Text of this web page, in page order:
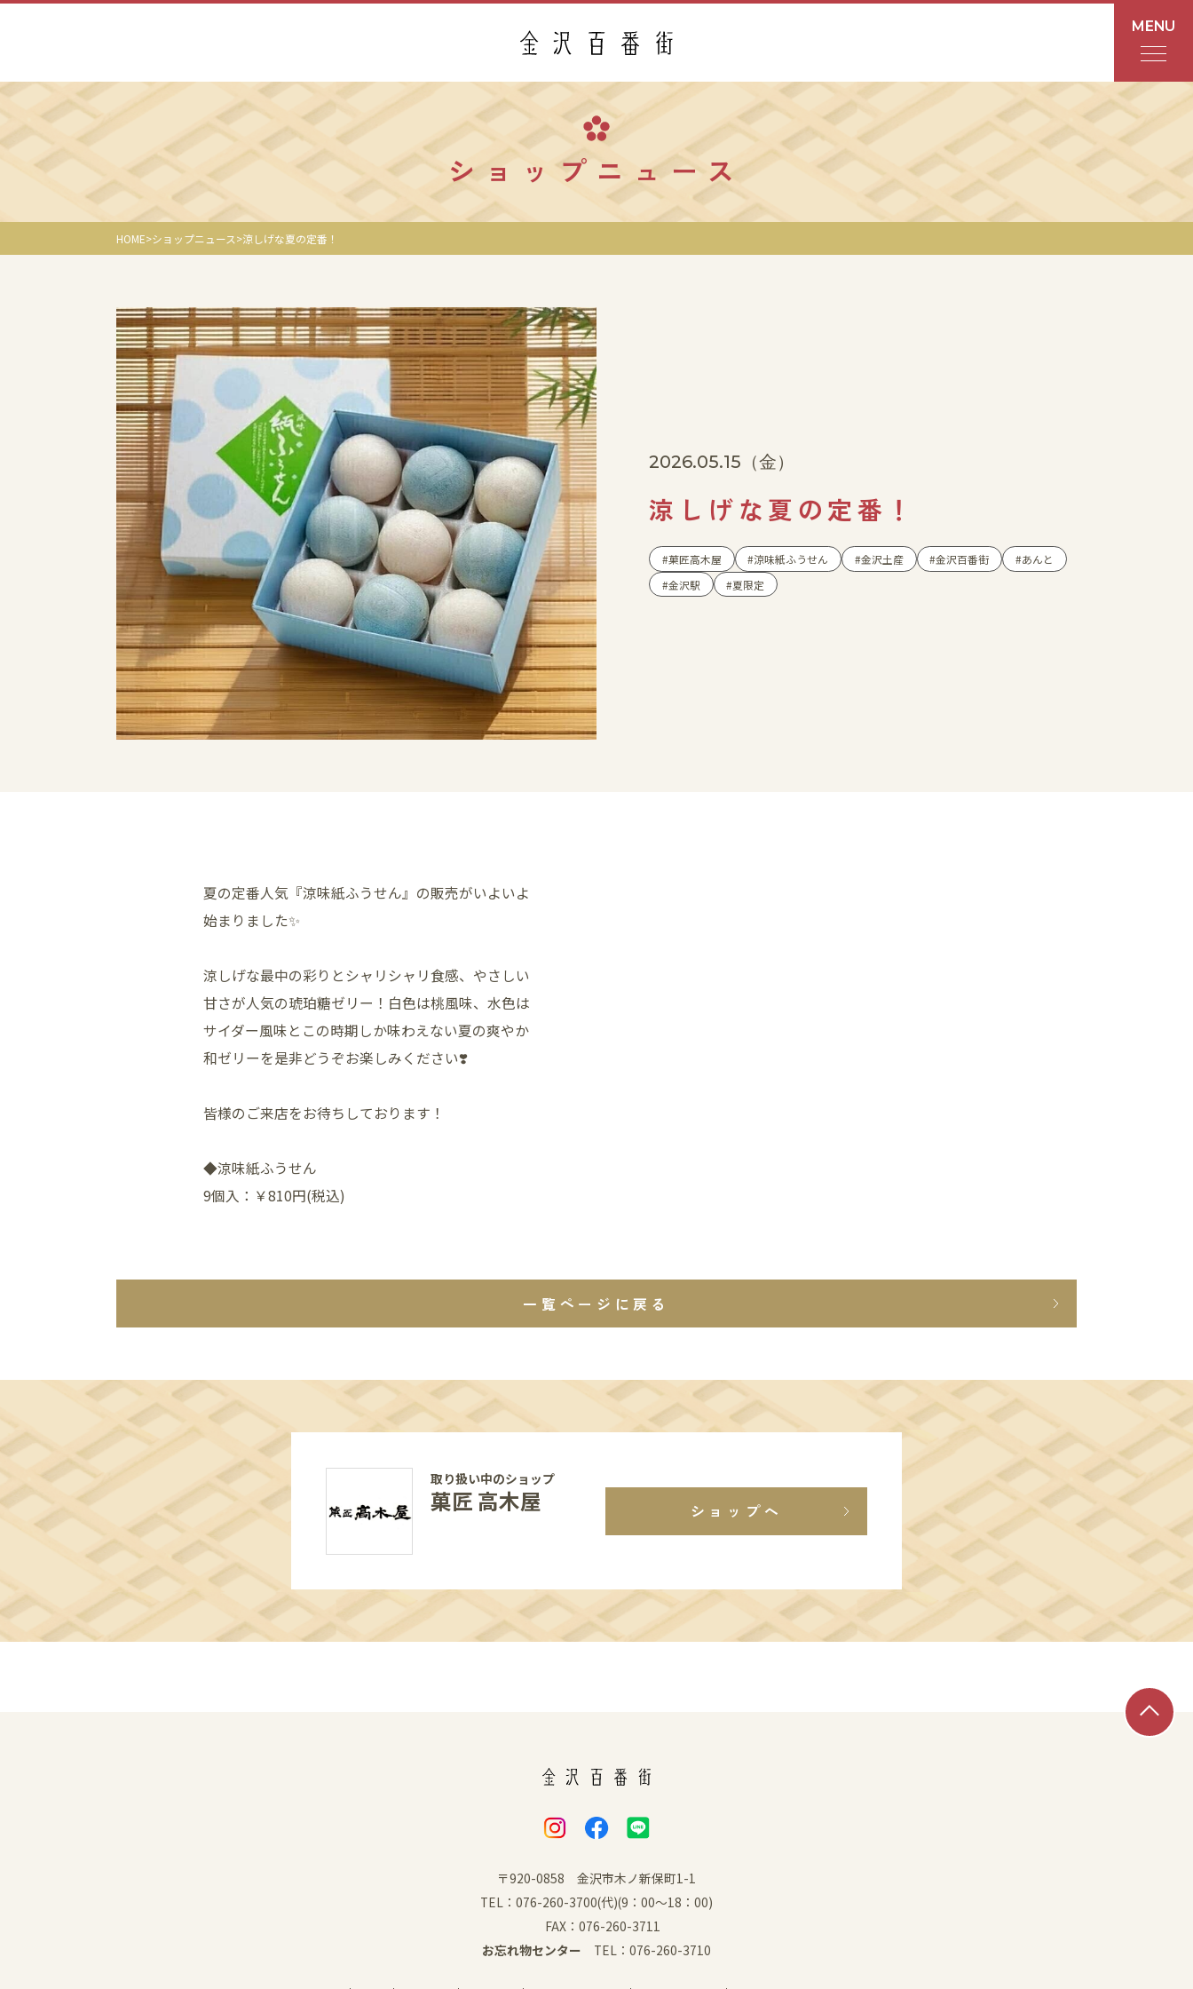
MENU
あんと
Rinto
アクセス・パーキング
館内サービス
ショップニュース
HOME ショップニュース 涼しげな夏の定番！
2026.05.15 （金）
涼しげな夏の定番！
菓匠高木屋 涼味紙ふうせん 金沢土産 金沢百番街
あんと
金沢駅
夏限定
夏の定番人気『涼味紙ふうせん』の販売がいよいよ
始まりました✨️
涼しげな最中の彩りとシャリシャリ食感、やさしい
甘さが人気の琥珀糖ゼリー！白色は桃風味、水色は
サイダー風味とこの時期しか味わえない夏の爽やか
和ゼリーを是非どうぞお楽しみください❣️
皆様のご来店をお待ちしております！
◆涼味紙ふうせん
9個入：￥810円(税込)
一覧ページに戻る
取り扱い中のショップ
菓匠 高木屋 ショップへ
〒920-0858 金沢市木ノ新保町1-1
TEL：076-260-3700(代)(9：00～18：00)
FAX：076-260-3711
お忘れ物センター TEL：076-260-3710